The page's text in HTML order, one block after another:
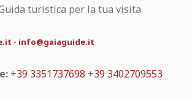
turistica per la tua visita
- info@gaiaguide.it
+39 3351737698 +39 3402709553